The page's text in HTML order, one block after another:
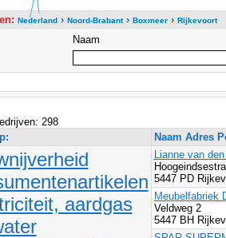
Nederland› Noord-Brabant› Boxmeer› Rijkevoort
Naam
298
Naam Adres
aardgas
Lianne van
5447 PD
Meubelfabriek
Veldweg 2
5447 BH